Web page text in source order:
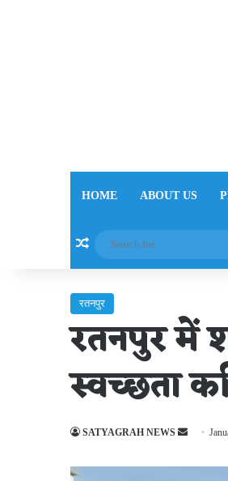
HOME ABOUT US
Random Article
रतनपुर
रतनपुर में
स्वच्छता
SATYAGRAH NEWS
Send